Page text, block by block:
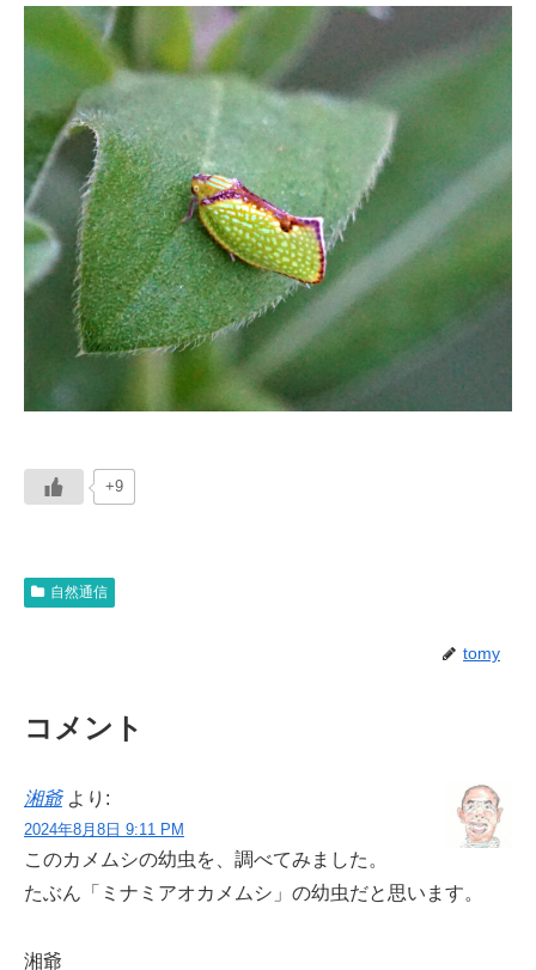
+9
自然通信
tomy
コメント
湘爺 より:
2024年8月8日 9:11 PM
このカメムシの幼虫を、調べてみました。
たぶん「ミナミアオカメムシ」の幼虫だと思います。
湘爺